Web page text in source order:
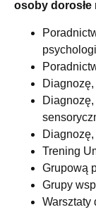
osoby dorosłe
Trening
Grupową
Grupy
Warsztaty